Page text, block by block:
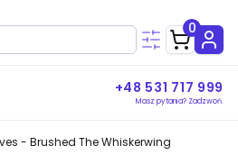
0
+48 531 717 999
Masz pytania? Zadzwoń.
- Brushed The Whiskerwing